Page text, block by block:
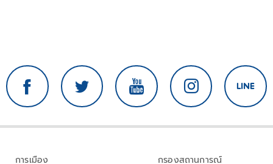
การเมือง
กรองสถานการณ์